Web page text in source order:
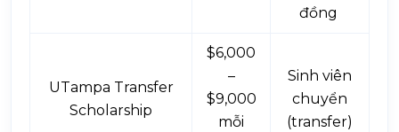
đồng
UTampa Transfer
Scholarship
$6,000
–
$9,000
mỗi
Sinh viên
chuyển
(transfer)